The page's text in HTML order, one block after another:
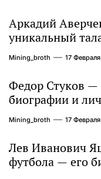
Аркадий
уникальный
и литературное
восхищать
Mining_broth 17
Федор Стуков —
биографии и
Mining_broth 17
Лев Иванович
футбола — его
достижения и